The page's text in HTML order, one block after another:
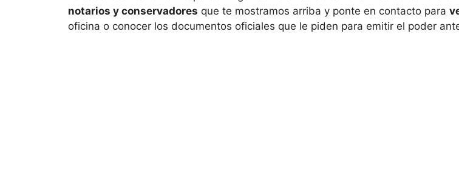
notarios y conservadores que te mostramos arriba y ponte en contacto para
oficina o conocer los documentos oficiales que le piden para emitir el poder